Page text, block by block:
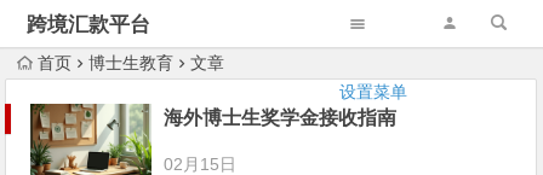
跨境汇款平台
设置菜单
首页 博士生教育 文章
海外博士生奖学金接收指南
02月15日